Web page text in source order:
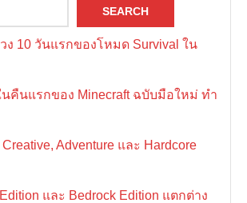
SEARCH
ง 10 วันแรกของโหมด Survival ใน
นคืนแรกของ Minecraft ฉบับมือใหม่ ทำ
Adventure และ Hardcore
และ Bedrock Edition แตกต่าง